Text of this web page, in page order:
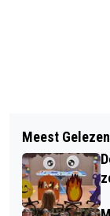
HET NIET
2026
Meest Gelezen